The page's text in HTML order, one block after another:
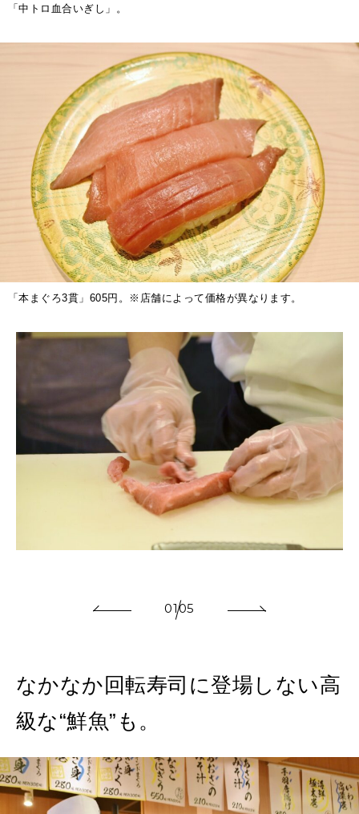
「中トロ血合いぎし」。
「本まぐろ3貫」605円。※店舗によって価格が異なります。
0105
なかなか回転寿司に登場しない高
級な“鮮魚”も。